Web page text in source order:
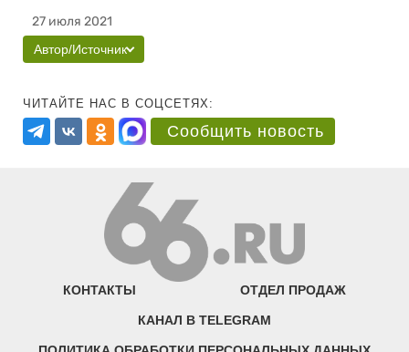
27 июля 2021
Автор/Источник
ЧИТАЙТЕ НАС В СОЦСЕТЯХ:
Сообщить новость
КОНТАКТЫ ОТДЕЛ ПРОДАЖ
КАНАЛ В TELEGRAM